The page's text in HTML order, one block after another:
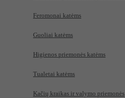
Feromonai katėms
Guoliai katėms
Higienos priemonės katėms
Tualetai katėms
Kačių kraikas ir valymo priemonės